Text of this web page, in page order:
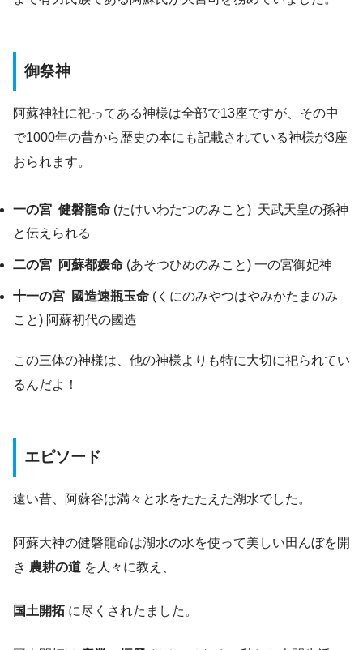
御祭神
阿蘇神社に祀ってある神様は全部で13座ですが、その中
で1000年の昔から歴史の本にも記載されている神様が3座
おられます。
一の宮 健磐龍命 (たけいわたつのみこと) 天武天皇の孫神
と伝えられる
二の宮 阿蘇都媛命 (あそつひめのみこと) 一の宮御妃神
十一の宮 國造速瓶玉命 (くにのみやつはやみかたまのみ
こと) 阿蘇初代の國造
この三体の神様は、他の神様よりも特に大切に祀られてい
るんだよ！
エピソード
遠い昔、阿蘇谷は満々と水をたたえた湖水でした。
阿蘇大神の健磐龍命は湖水の水を使って美しい田んぼを開
き 農耕の道 を人々に教え、
国土開拓 に尽くされたました。